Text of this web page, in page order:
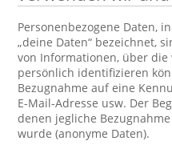
Personenbezogene Daten,
„deine Daten“ bezeichnet,
von Informationen, über
persönlich identifizieren
Bezugnahme auf eine
E-Mail-Adresse usw. Der
denen jegliche
wurde (anonyme Daten).